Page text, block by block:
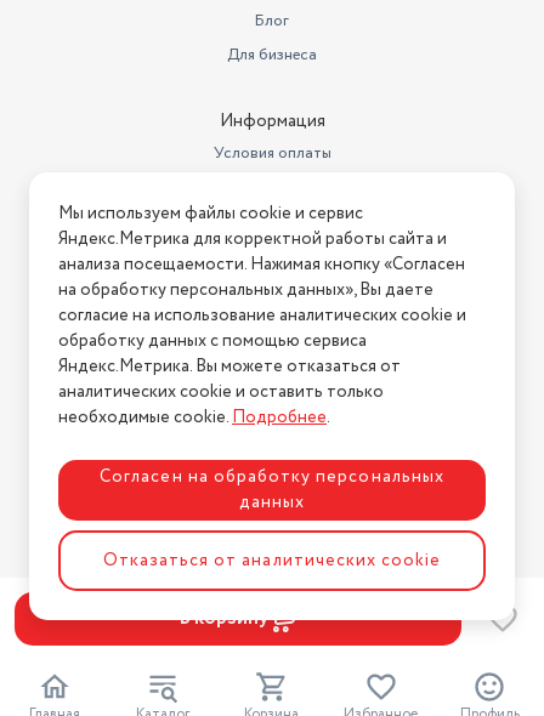
В корзину
Блог
Для бизнеса
Информация
Условия оплаты
Условия возврата
Нашли ошибку на сайте? Напишите нам
2026 © Интернет-магазин "АстМаркет". У нас есть всё!
Политика конфиденциальности
Разработка сайтаASTDESIGN
Мы используем файлы cookie и сервис
Яндекс.Метрика для корректной работы сайта и
анализа посещаемости. Нажимая кнопку «Согласен
на обработку персональных данных», Вы даете
согласие на использование аналитических cookie и
обработку данных с помощью сервиса
Яндекс.Метрика. Вы можете отказаться от
аналитических cookie и оставить только
необходимые cookie.Подробнее.
Согласен на обработку персональных
данных
Отказаться от аналитических cookie